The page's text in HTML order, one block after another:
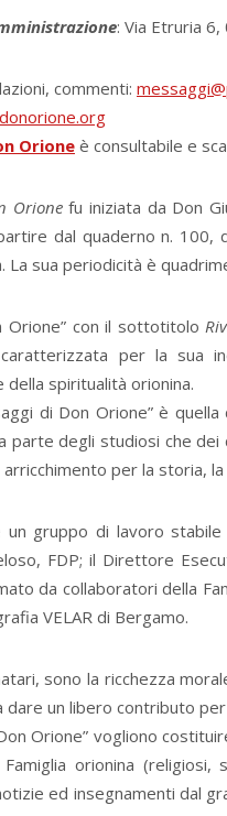
: Via Etruria
commenti:
Orione è consultabile e
Orionefu iniziata da Don
dal quaderno n. 100,
sua periodicità è
Orione” con il sottotitolo
per la sua
spiritualità orionina.
di Don Orione” è
parte degli studiosi che
per la storia,
un gruppo di lavoro
FDP; il Direttore
da collaboratori della
VELAR di Bergamo.
sono la ricchezza
un libero contributo
Orione” vogliono
orionina (religiosi,
ed insegnamenti dal